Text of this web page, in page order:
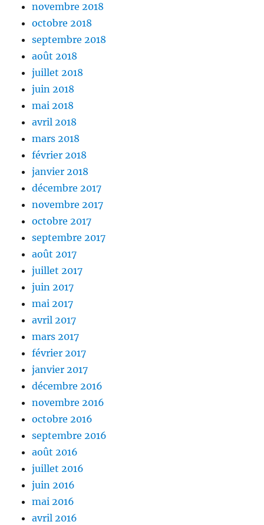
novembre 2018
octobre 2018
septembre 2018
août 2018
juillet 2018
juin 2018
mai 2018
avril 2018
mars 2018
février 2018
janvier 2018
décembre 2017
novembre 2017
octobre 2017
septembre 2017
août 2017
juillet 2017
juin 2017
mai 2017
avril 2017
mars 2017
février 2017
janvier 2017
décembre 2016
novembre 2016
octobre 2016
septembre 2016
août 2016
juillet 2016
juin 2016
mai 2016
avril 2016